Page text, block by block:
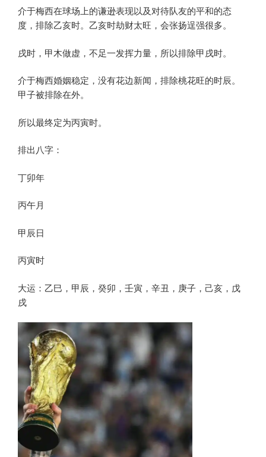
介于梅西在球场上的谦逊表现以及对待队友的平和的态
度，排除乙亥时。乙亥时劫财太旺，会张扬逞强很多。
戌时，甲木做虚，不足一发挥力量，所以排除甲戌时。
介于梅西婚姻稳定，没有花边新闻，排除桃花旺的时辰。
甲子被排除在外。
所以最终定为丙寅时。
排出八字：
丁卯年
丙午月
甲辰日
丙寅时
大运：乙巳，甲辰，癸卯，壬寅，辛丑，庚子，己亥，戊
戌